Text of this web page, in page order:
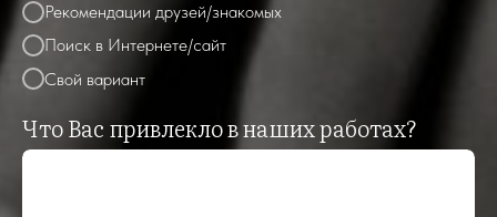
Рекомендации друзей/знакомых
Поиск в Интернете/сайт
Свой вариант
Что Вас привлекло в наших работах?